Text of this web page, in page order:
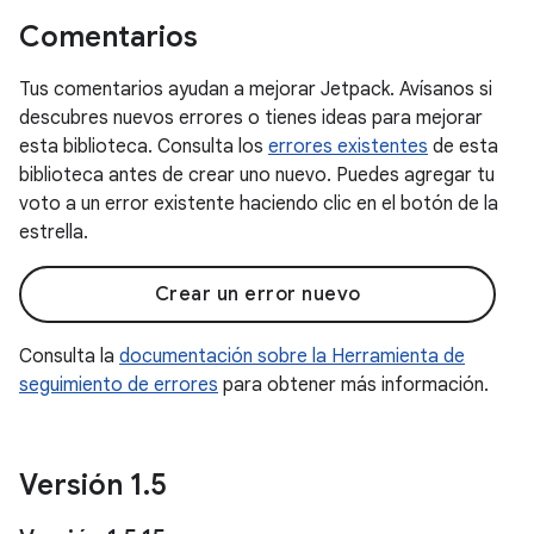
Comentarios
Tus comentarios ayudan a mejorar Jetpack. Avísanos si
descubres nuevos errores o tienes ideas para mejorar
esta biblioteca. Consulta los errores existentes de esta
biblioteca antes de crear uno nuevo. Puedes agregar tu
voto a un error existente haciendo clic en el botón de la
estrella.
Crear un error nuevo
Consulta la documentación sobre la Herramienta de
seguimiento de errores para obtener más información.
Versión 1.5